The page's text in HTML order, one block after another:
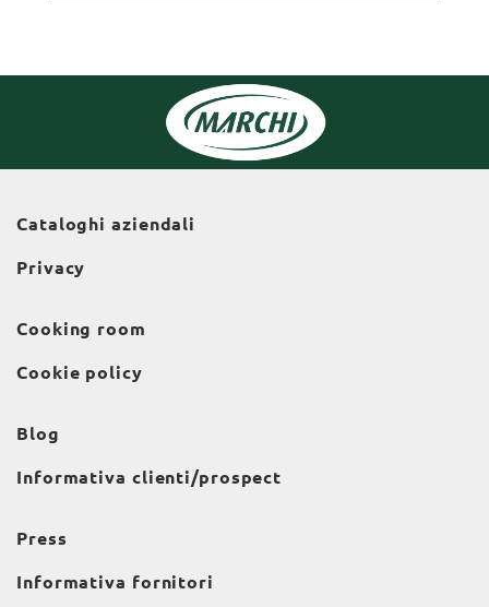
Cataloghi aziendali
Privacy
Cooking room
Cookie policy
Blog
Informativa clienti/prospect
Press
Informativa fornitori